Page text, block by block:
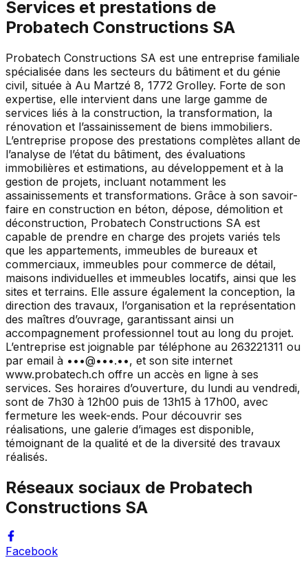
Services et prestations de
Probatech Constructions SA
Probatech Constructions SA est une entreprise familiale
spécialisée dans les secteurs du bâtiment et du génie
civil, située à Au Martzé 8, 1772 Grolley. Forte de son
expertise, elle intervient dans une large gamme de
services liés à la construction, la transformation, la
rénovation et l’assainissement de biens immobiliers.
L’entreprise propose des prestations complètes allant de
l’analyse de l’état du bâtiment, des évaluations
immobilières et estimations, au développement et à la
gestion de projets, incluant notamment les
assainissements et transformations. Grâce à son savoir-
faire en construction en béton, dépose, démolition et
déconstruction, Probatech Constructions SA est
capable de prendre en charge des projets variés tels
que les appartements, immeubles de bureaux et
commerciaux, immeubles pour commerce de détail,
maisons individuelles et immeubles locatifs, ainsi que les
sites et terrains. Elle assure également la conception, la
direction des travaux, l’organisation et la représentation
des maîtres d’ouvrage, garantissant ainsi un
accompagnement professionnel tout au long du projet.
L’entreprise est joignable par téléphone au 263221311 ou
par email à •••@•••.••, et son site internet
www.probatech.ch offre un accès en ligne à ses
services. Ses horaires d’ouverture, du lundi au vendredi,
sont de 7h30 à 12h00 puis de 13h15 à 17h00, avec
fermeture les week-ends. Pour découvrir ses
réalisations, une galerie d’images est disponible,
témoignant de la qualité et de la diversité des travaux
réalisés.
Réseaux sociaux de Probatech
Constructions SA
Facebook